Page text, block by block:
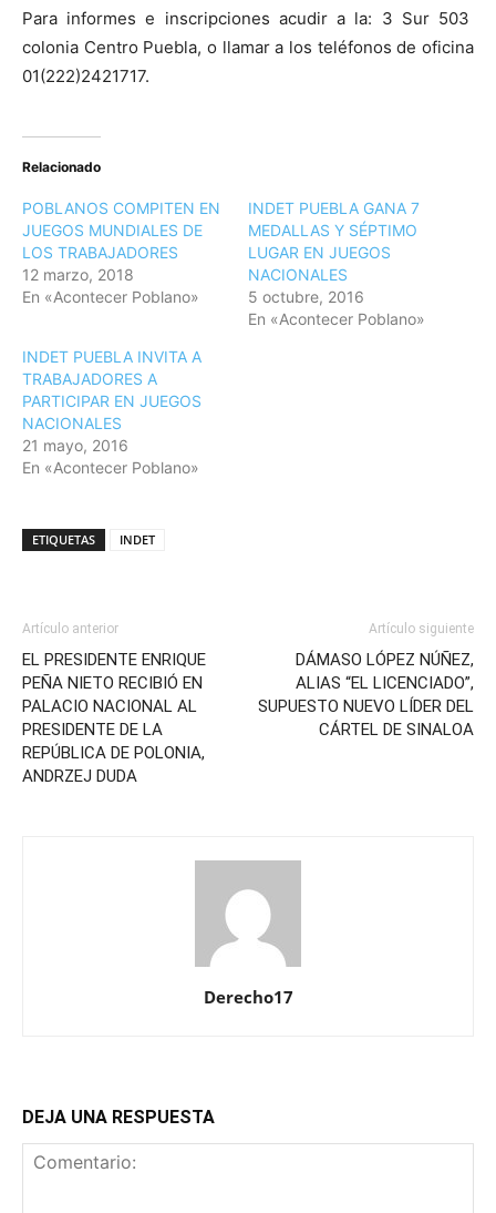
Para informes e inscripciones acudir a la: 3 Sur 503
colonia Centro Puebla, o llamar a los teléfonos de oficina
01(222)2421717.
Relacionado
POBLANOS COMPITEN EN
JUEGOS MUNDIALES DE
LOS TRABAJADORES
12 marzo, 2018
En «Acontecer Poblano»
INDET PUEBLA GANA 7
MEDALLAS Y SÉPTIMO
LUGAR EN JUEGOS
NACIONALES
5 octubre, 2016
En «Acontecer Poblano»
INDET PUEBLA INVITA A
TRABAJADORES A
PARTICIPAR EN JUEGOS
NACIONALES
21 mayo, 2016
En «Acontecer Poblano»
ETIQUETAS INDET
Artículo anterior
EL PRESIDENTE ENRIQUE
PEÑA NIETO RECIBIÓ EN
PALACIO NACIONAL AL
PRESIDENTE DE LA
REPÚBLICA DE POLONIA,
ANDRZEJ DUDA
Artículo siguiente
DÁMASO LÓPEZ NÚÑEZ,
ALIAS “EL LICENCIADO”,
SUPUESTO NUEVO LÍDER DEL
CÁRTEL DE SINALOA
Derecho17
DEJA UNA RESPUESTA